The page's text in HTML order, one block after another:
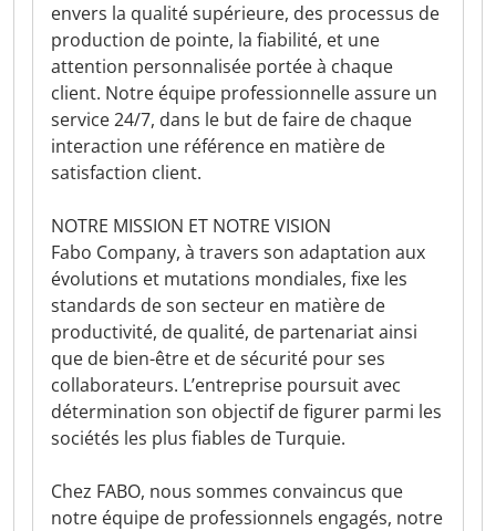
envers la qualité supérieure, des processus de
production de pointe, la fiabilité, et une
attention personnalisée portée à chaque
client. Notre équipe professionnelle assure un
service 24/7, dans le but de faire de chaque
interaction une référence en matière de
satisfaction client.
NOTRE MISSION ET NOTRE VISION
Fabo Company, à travers son adaptation aux
évolutions et mutations mondiales, fixe les
standards de son secteur en matière de
productivité, de qualité, de partenariat ainsi
que de bien-être et de sécurité pour ses
collaborateurs. L’entreprise poursuit avec
détermination son objectif de figurer parmi les
sociétés les plus fiables de Turquie.
Chez FABO, nous sommes convaincus que
notre équipe de professionnels engagés, notre